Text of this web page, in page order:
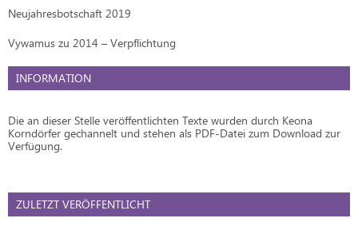
Neujahresbotschaft 2019
Vywamus zu 2014 – Verpflichtung
INFORMATION
Die an dieser Stelle veröffentlichten Texte wurden durch Keona
Korndörfer gechannelt und stehen als PDF-Datei zum Download zur
Verfügung.
ZULETZT VERÖFFENTLICHT